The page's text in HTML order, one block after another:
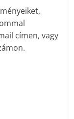
címen, vagy